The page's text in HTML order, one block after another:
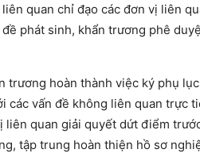
quan chỉ đạo các đơn vị liên
phát sinh, khẩn trương phê
trương hoàn thành việc ký phụ
vấn đề không liên quan trực
quan giải quyết dứt điểm
tập trung hoàn thiện hồ sơ